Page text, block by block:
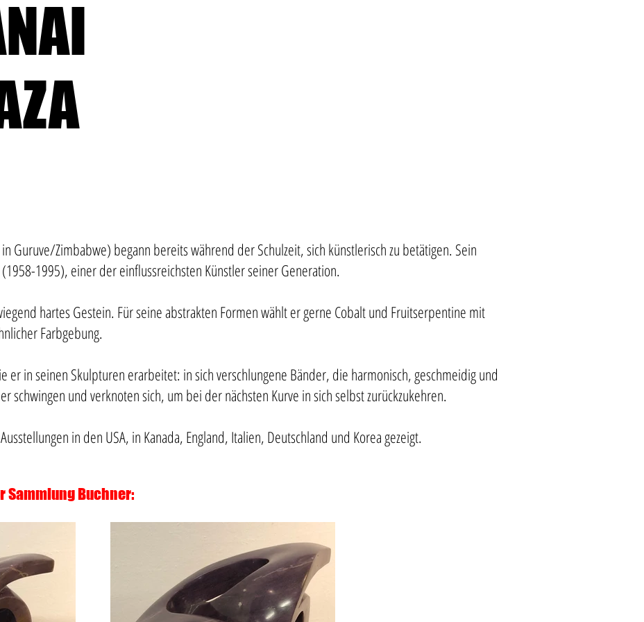
Guruve/Zimbabwe) begann bereits während der Schulzeit, sich künstlerisch zu betätigen. Sein
1995), einer der einflussreichsten Künstler seiner Generation.
hartes Gestein. Für seine abstrakten Formen wählt er gerne Cobalt und Fruitserpentine mit
Farbgebung.
er in seinen Skulpturen erarbeitet: in sich verschlungene Bänder, die harmonisch, geschmeidig und
schwingen und verknoten sich, um bei der nächsten Kurve in sich selbst zurückzukehren.
in den USA, in Kanada, England, Italien, Deutschland und Korea gezeigt.
Sammlung Buchner: